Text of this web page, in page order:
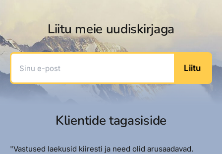
Liitu meie uudiskirjaga
Sinu e-post
Liitu
Klientide tagasiside
"Vastused laekusid kiiresti ja need olid arusaadavad.